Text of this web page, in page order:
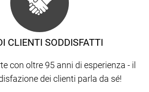
CLIENTI SODDISFATTI
con oltre 95 anni di esperienza - il
dei clienti parla da sé!